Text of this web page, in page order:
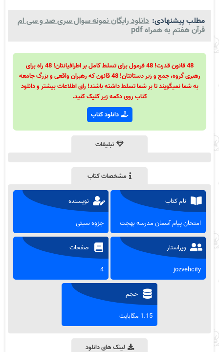
مطلب پیشنهادی: دانلود رایگان نمونه سوال سری صد و سی ام
قرآن هفتم به همراه pdf
48 قانون قدرت! 48 فرمول برای تسلط کامل بر اطرافیانتان! 48 راه برای
رهبری گروه، جمع و زیر دستانتان! 48 قانون که رهبران واقعی و بزرگ جامعه
به شما نمیگویند تا بر شما تسلط داشته باشند! رای اطلاعات بیشتر و دانلود
کتاب روی دکمه زیر کلیک کنید.
دانلود کتاب
تبلیغات
مشخصات کتاب
نام کتاب
امتحان پیام آسمان مدرسه بهجت
نویسنده
جزوه سیتی
ویراستار
jozvehcity
صفحات
4
حجم
1.15 مگابایت
لینک های دانلود